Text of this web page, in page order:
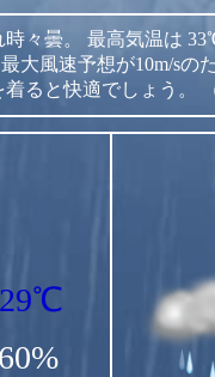
々曇。 最高気温は
大風速予想が10m/sの
ると快適でしょう。
60%